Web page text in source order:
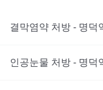
결막염약 처방 - 명덕
인공눈물 처방 - 명덕